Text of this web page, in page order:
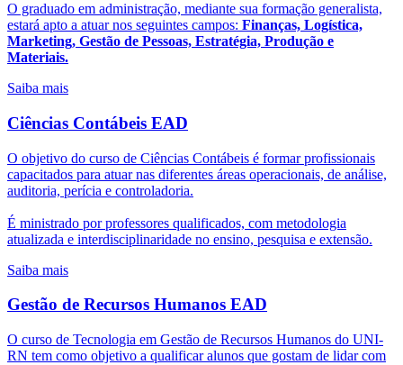
O graduado em administração, mediante sua formação generalista,
estará apto a atuar nos seguintes campos: Finanças, Logística,
Marketing, Gestão de Pessoas, Estratégia, Produção e
Materiais.
Saiba mais
Ciências Contábeis EAD
O objetivo do curso de Ciências Contábeis é formar profissionais
capacitados para atuar nas diferentes áreas operacionais, de análise,
auditoria, perícia e controladoria.
É ministrado por professores qualificados, com metodologia
atualizada e interdisciplinaridade no ensino, pesquisa e extensão.
Saiba mais
Gestão de Recursos Humanos EAD
O curso de Tecnologia em Gestão de Recursos Humanos do UNI-
RN tem como objetivo a qualificar alunos que gostam de lidar com